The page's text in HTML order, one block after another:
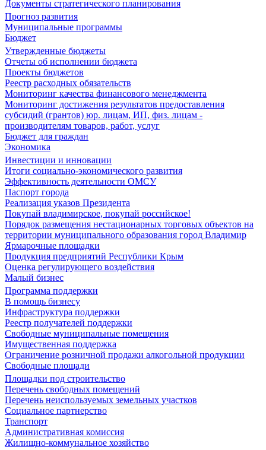
Документы стратегического планирования
Прогноз развития
Муниципальные программы
Бюджет
Утвержденные бюджеты
Отчеты об исполнении бюджета
Проекты бюджетов
Реестр расходных обязательств
Мониторинг качества финансового менеджмента
Мониторинг достижения результатов предоставления
субсидий (грантов) юр. лицам, ИП, физ. лицам -
производителям товаров, работ, услуг
Бюджет для граждан
Экономика
Инвестиции и инновации
Итоги социально-экономического развития
Эффективность деятельности ОМСУ
Паспорт города
Реализация указов Президента
Покупай владимирское, покупай российское!
Порядок размещения нестационарных торговых объектов на
территории муниципального образования город Владимир
Ярмарочные площадки
Продукция предприятий Республики Крым
Оценка регулирующего воздействия
Малый бизнес
Программа поддержки
В помощь бизнесу
Инфраструктура поддержки
Реестр получателей поддержки
Свободные муниципальные помещения
Имущественная поддержка
Ограничение розничной продажи алкогольной продукции
Свободные площади
Площадки под строительство
Перечень свободных помещений
Перечень неиспользуемых земельных участков
Социальное партнерство
Транспорт
Административная комиссия
Жилищно-коммунальное хозяйство